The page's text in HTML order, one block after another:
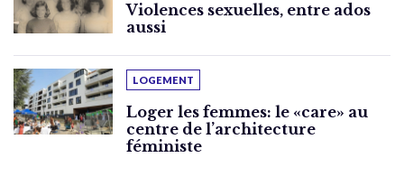
Violences sexuelles, entre ados
aussi
LOGEMENT
Loger les femmes: le «care» au
centre de l’architecture
féministe